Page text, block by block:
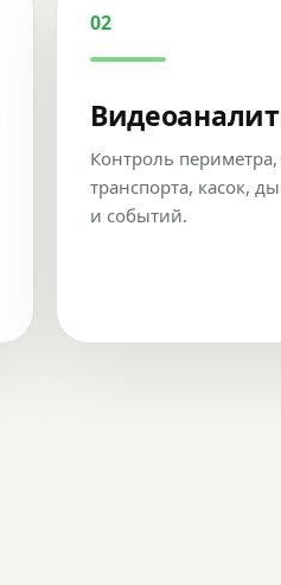
02
Контроль
транспорта, касок,
и событий.